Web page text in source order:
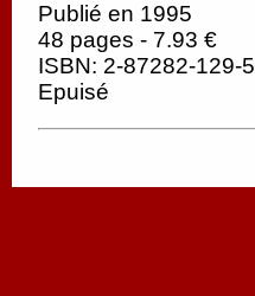
Publié en 1995
48 pages - 7.93 €
ISBN: 2-87282-129-5
Epuisé